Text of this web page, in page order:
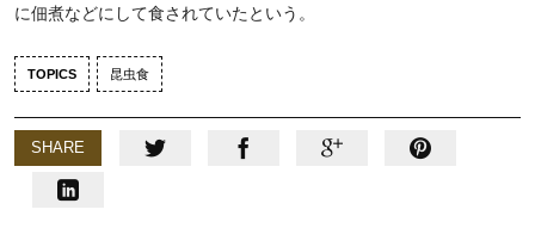
に佃煮などにして食されていたという。
TOPICS 昆虫食
SHARE